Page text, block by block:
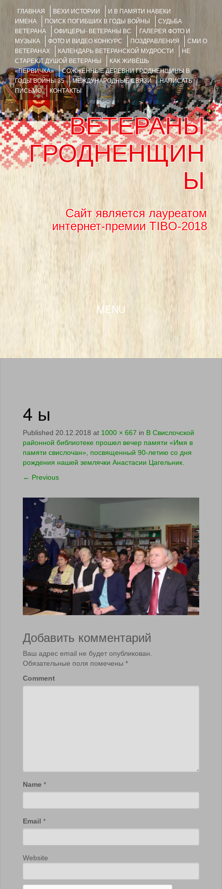
ГЛАВНАЯ ВЕХИ ИСТОРИИ
И В ПАМЯТИ НАВЕКИ
ИМЕНА
ПОИСК ПОГИБШИХ В ГОДЫ ВОЙНЫ
СУДЬБА
ВЕТЕРАНА
ОФИЦЕРЫ- ВЕТЕРАНЫ ВС
ГАЛЕРЕЯ ФОТО И
МУЗЫКА
ФОТО И ВИДЕО КОНКУРС ПОЗДРАВЛЕНИЯ
СМИ О
ВЕТЕРАНАХ
КАЛЕНДАРЬ ВЕТЕРАНСКОЙ МУДРОСТИ
НЕ
СТАРЕЮТ ДУШОЙ ВЕТЕРАНЫ
КАК ЖИВЁШЬ
«ПЕРВИЧКА»
СОЖЖЁННЫЕ ДЕРЕВНИ ГРОДНЕНЩИНЫ В
ГОДЫ ВОЙНЫ 35
МЕЖДУНАРОДНЫЕ СВЯЗИ
НАПИСАТЬ
ПИСЬМО
КОНТАКТЫ
ВЕТЕРАНЫ
ГРОДНЕНЩИН
Ы
Сайт является лауреатом
интернет-премии TIBO-2018
MENU
SKIP TO CONTENT
4 ы
Published 20.12.2018 at 1000 × 667 in В Свислочской
районной библиотеке прошел вечер памяти «Имя в
памяти свислочан», посвященный 90-летию со дня
рождения нашей землячки Анастасии Цагельник.
← Previous
Добавить комментарий
Ваш адрес email не будет опубликован.
Обязательные поля помечены *
Comment
Name *
Email *
Website